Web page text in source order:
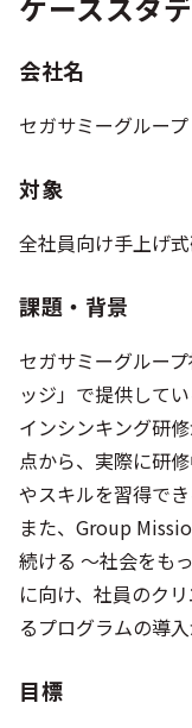
会社名
セガサミーグループ
対象
全社員向け手上げ
課題・背景
セガサミーグルー
ッジ」で提供して
インシンキング研
点から、実際に研
やスキルを習得で
また、Group
続ける ～社会をも
に向け、社員のク
るプログラムの導
目標